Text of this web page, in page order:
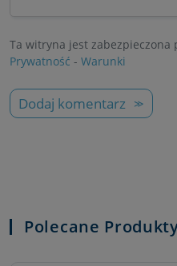
Ta witryna jest zabezpieczona
Prywatność - Warunki
Dodaj komentarz
Polecane